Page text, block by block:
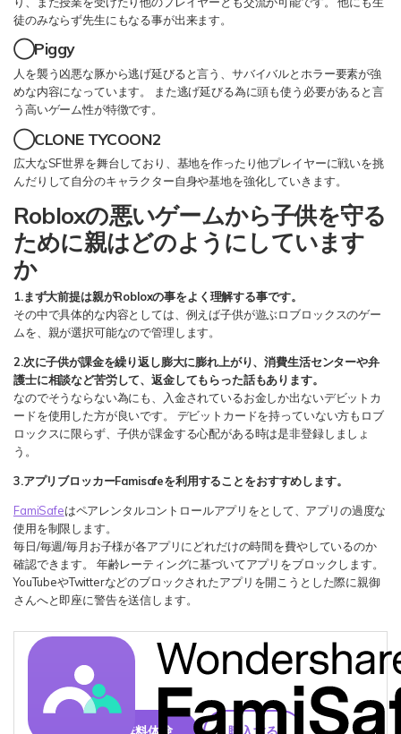
徒のみならず先生にもなる事が出来ます。
◯Piggy
人を襲う凶悪な豚から逃げ延びると言う、サバイバルとホラー要素が強
めな内容になっています。 また逃げ延びる為に頭も使う必要があると言
う高いゲーム性が特徴です。
◯CLONE TYCOON2
広大なSF世界を舞台しており、基地を作ったり他プレイヤーに戦いを挑
んだりして自分のキャラクター自身や基地を強化していきます。
Robloxの悪いゲームから子供を守る
ために親はどのようにしています
か
1.まず大前提は親がRobloxの事をよく理解する事です。
その中で具体的な内容としては、例えば子供が遊ぶロブロックスのゲー
ムを、親が選択可能なので管理します。
2.次に子供が課金を繰り返し膨大に膨れ上がり、消費生活センターや弁
護士に相談など苦労して、返金してもらった話もあります。
なのでそうならない為にも、入金されているお金しか出ないデビットカ
ードを使用した方が良いです。 デビットカードを持っていない方もロブ
ロックスに限らず、子供が課金する心配がある時は是非登録しましょ
う。
3.アプリブロッカーFamisafeを利用することをおすすめします。
FamiSafeはペアレンタルコントロールアプリをとして、アプリの過度な
使用を制限します。
毎日/毎週/毎月お子様が各アプリにどれだけの時間を費やしているのか
確認できます。 年齢レーティングに基づいてアプリをブロックします。
YouTubeやTwitterなどのブロックされたアプリを開こうとした際に親御
さんへと即座に警告を送信します。